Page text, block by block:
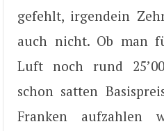
gefehlt, irgendein
auch nicht. Ob man
Luft noch rund
schon satten
Franken aufzahlen